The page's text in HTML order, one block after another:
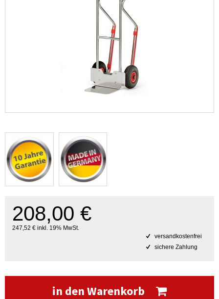
208,00 €
247,52 € inkl. 19% MwSt.
versandkostenfrei
sichere Zahlung
in den Warenkorb